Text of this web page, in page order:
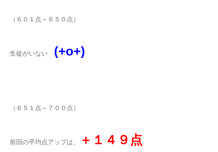
（６０１点～６５０点）
生徒がいない (+o+)
（６５１点～７００点）
前回の平均点アップは、 ＋１４９点